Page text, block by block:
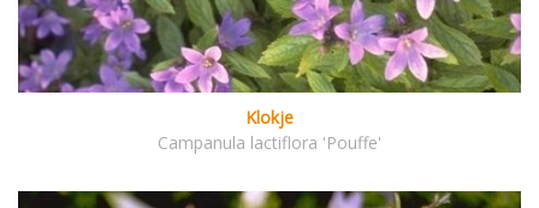
Klokje
Campanula lactiflora 'Pouffe'